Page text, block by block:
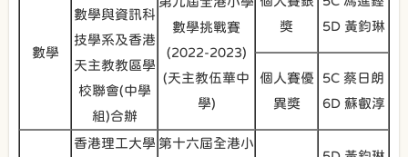
數學
數學與資訊科
技學系及香港
天主教教區學
校聯會(中學
組)合辦
數學挑戰賽
(2022-2023)
(天主教伍華中
學)
獎
5D 黃鈞琳
個人賽優
異獎
5C 蔡日朗
6D 蘇叡淳
香港理工大學 第十六屆全港小